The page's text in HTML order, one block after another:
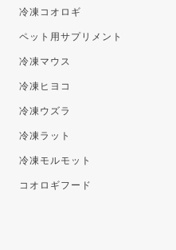
冷凍コオロギ
ペット用サプリメント
冷凍マウス
冷凍ヒヨコ
冷凍ウズラ
冷凍ラット
冷凍モルモット
コオロギフード